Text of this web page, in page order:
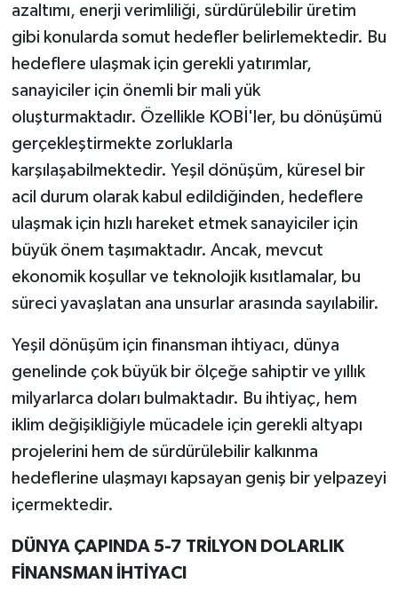
azaltımı, enerji verimliliği, sürdürülebilir üretim
gibi konularda somut hedefler belirlemektedir. Bu
hedeflere ulaşmak için gerekli yatırımlar,
sanayiciler için önemli bir mali yük
oluşturmaktadır. Özellikle KOBİ'ler, bu dönüşümü
gerçekleştirmekte zorluklarla
karşılaşabilmektedir. Yeşil dönüşüm, küresel bir
acil durum olarak kabul edildiğinden, hedeflere
ulaşmak için hızlı hareket etmek sanayiciler için
büyük önem taşımaktadır. Ancak, mevcut
ekonomik koşullar ve teknolojik kısıtlamalar, bu
süreci yavaşlatan ana unsurlar arasında sayılabilir.
Yeşil dönüşüm için finansman ihtiyacı, dünya
genelinde çok büyük bir ölçeğe sahiptir ve yıllık
milyarlarca doları bulmaktadır. Bu ihtiyaç, hem
iklim değişikliğiyle mücadele için gerekli altyapı
projelerini hem de sürdürülebilir kalkınma
hedeflerine ulaşmayı kapsayan geniş bir yelpazeyi
içermektedir.
DÜNYA ÇAPINDA 5-7 TRİLYON DOLARLIK
FİNANSMAN İHTİYACI